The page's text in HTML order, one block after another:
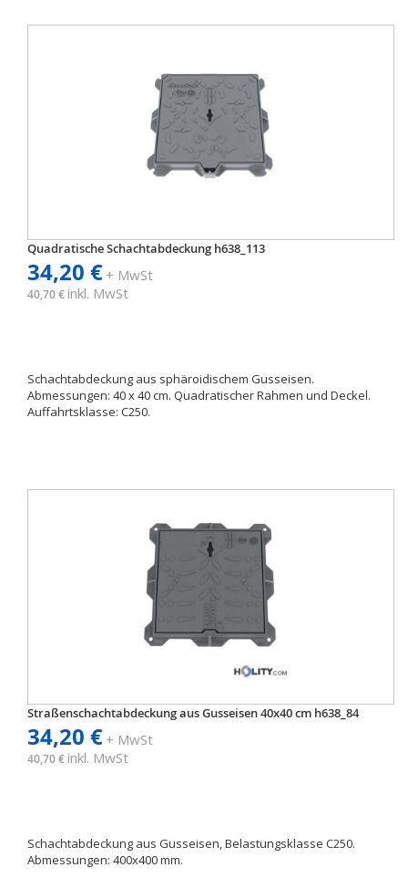
Quadratische Schachtabdeckung h638_113
34,20 €+ MwSt
40,70 € inkl. MwSt
Schachtabdeckung aus sphäroidischem Gusseisen.
Abmessungen: 40 x 40 cm. Quadratischer Rahmen und Deckel.
Auffahrtsklasse: C250.
Straßenschachtabdeckung aus Gusseisen 40x40 cm h638_84
34,20 €+ MwSt
40,70 € inkl. MwSt
Schachtabdeckung aus Gusseisen, Belastungsklasse C250.
Abmessungen: 400x400 mm.